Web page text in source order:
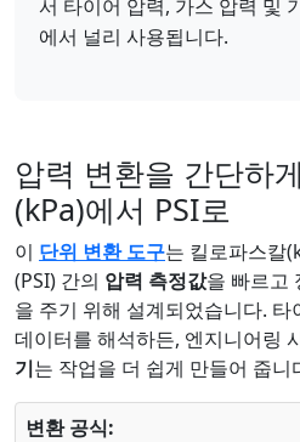
서 타이어 압력, 가스 압력 및
에서 널리 사용됩니다.
압력 변환을 간단하
(kPa)에서 PSI로
이 단위 변환 도구는 킬로파스칼
(PSI) 간의 압력 측정값을 빠르고
을 주기 위해 설계되었습니다.
데이터를 해석하든, 엔지니어링
기는 작업을 더 쉽게 만들어 줍니
변환 공식: